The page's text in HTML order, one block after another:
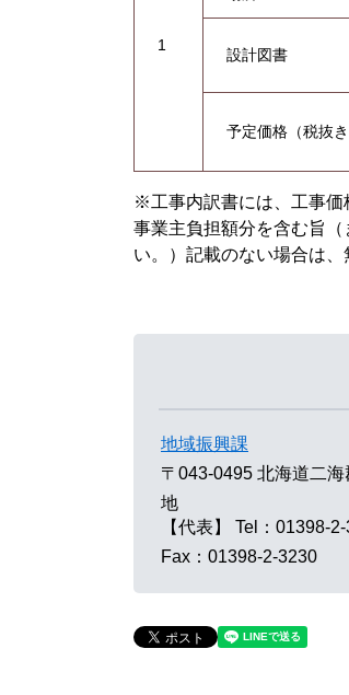
1
設計図書
予定価格（税抜き
※工事内訳書には、工事価
事業主負担額分を含む旨
い。）記載のない場
地域振興課
〒043-0495 北海道二
地
【代表】
Tel：01398-2-
Fax：01398-2-3230